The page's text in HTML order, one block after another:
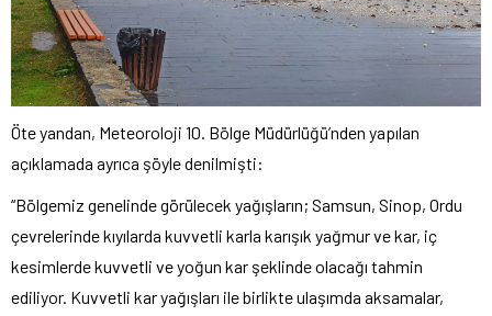
Öte yandan, Meteoroloji 10. Bölge Müdürlüğü’nden yapılan
açıklamada ayrıca şöyle denilmişti:
“Bölgemiz genelinde görülecek yağışların; Samsun, Sinop, Ordu
çevrelerinde kıyılarda kuvvetli karla karışık yağmur ve kar, iç
kesimlerde kuvvetli ve yoğun kar şeklinde olacağı tahmin
ediliyor. Kuvvetli kar yağışları ile birlikte ulaşımda aksamalar,